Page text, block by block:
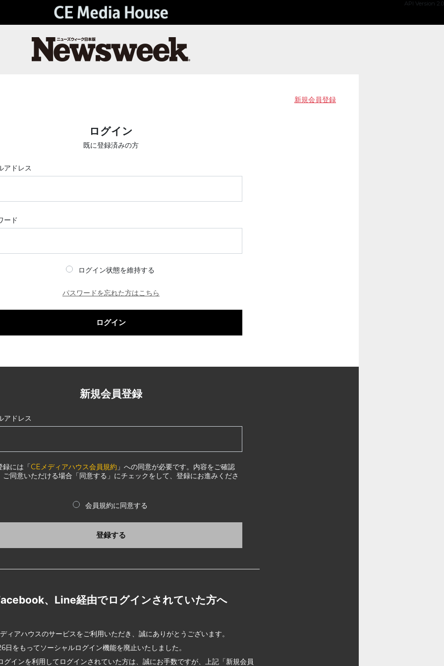
API Version 2.0
新規会員登録
ログイン
既に登録済みの方
アドレス
ード
ログイン状態を維持する
パスワードを忘れた方はこちら
ログイン
新規会員登録
アドレス
録には「CEメディアハウス会員規約 」への同意が必要です。内容をご確認
ご同意いただける場合「同意する」にチェックをして、登録にお進みくださ
会員規約に同意する
登録する
、Line経由でログインされていた方へ
ィアハウスのサービスをご利用いただき、誠にありがとうございます。
日をもってソーシャルログイン機能を廃止いたしました。
グインを利用してログインされていた方は、誠にお手数ですが、上記「新規会員